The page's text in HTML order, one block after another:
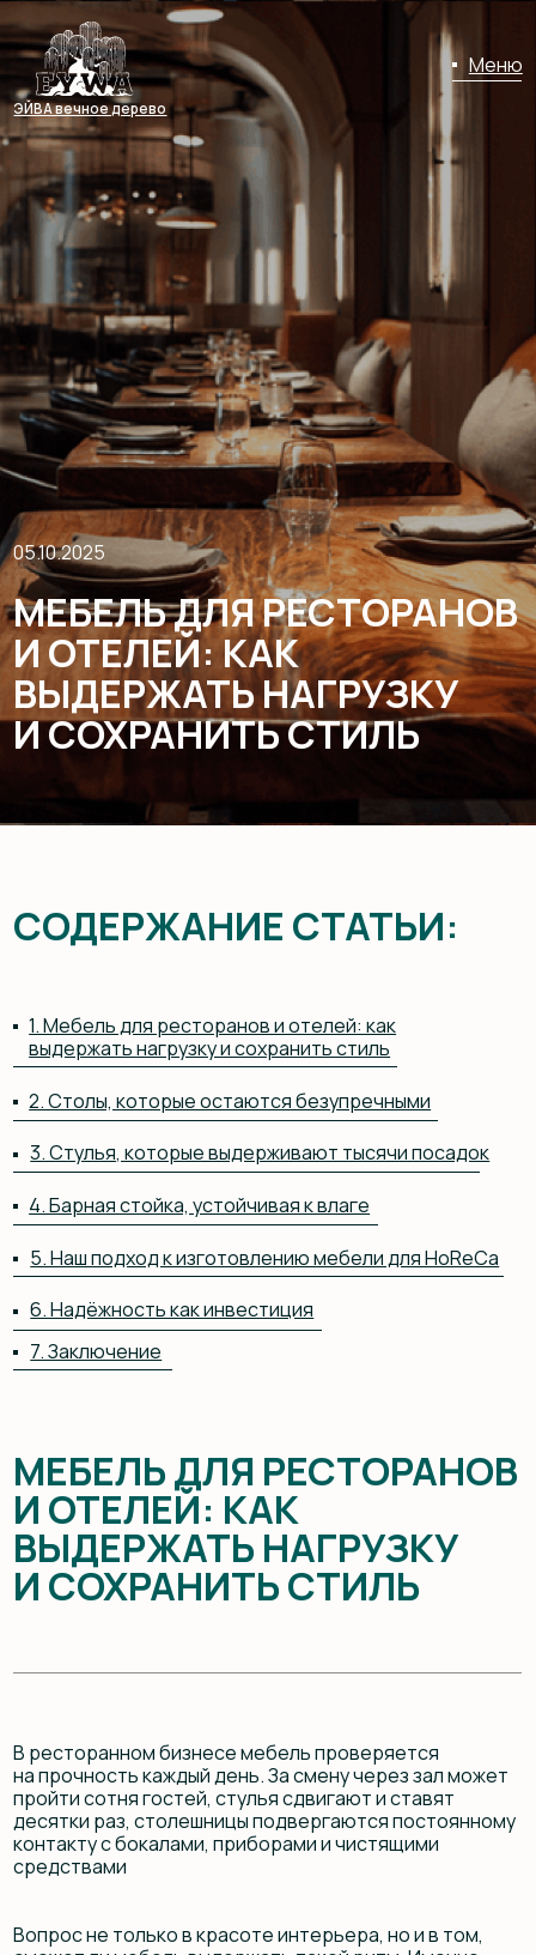
ЭЙВА вечное дерево
Меню
МЕБЕЛЬ ДЛЯ РЕСТОРАНОВ
И ОТЕЛЕЙ: КАК
ВЫДЕРЖАТЬ НАГРУЗКУ
И СОХРАНИТЬ СТИЛЬ
05.10.2025
выдержать нагрузку и сохранить стиль
4. Барная стойка, устойчивая к влаге
5. Наш подход к изготовлению мебели для HoReCa
6. Надёжность как инвестиция
7. Заключение
СОДЕРЖАНИЕ СТАТЬИ:
МЕБЕЛЬ ДЛЯ РЕСТОРАНОВ
И ОТЕЛЕЙ: КАК
ВЫДЕРЖАТЬ НАГРУЗКУ
И СОХРАНИТЬ СТИЛЬ
В ресторанном бизнесе мебель проверяется
на прочность каждый день. За смену через зал может
пройти сотня гостей, стулья сдвигают и ставят
десятки раз, столешницы подвергаются постоянному
контакту с бокалами, приборами и чистящими
всё чаще выбирают мебель из массива дерева,
созданную на заказ
ЗАДАЧА 1: СТОЛЫ,
БЕЗУПРЕЧНЫМИ